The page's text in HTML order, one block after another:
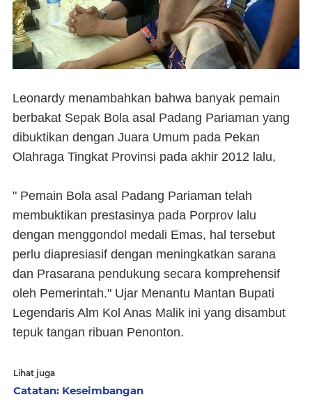
Leonardy menambahkan bahwa banyak pemain
berbakat Sepak Bola asal Padang Pariaman yang
dibuktikan dengan Juara Umum pada Pekan
Olahraga Tingkat Provinsi pada akhir 2012 lalu,
" Pemain Bola asal Padang Pariaman telah
membuktikan prestasinya pada Porprov lalu
dengan menggondol medali Emas, hal tersebut
perlu diapresiasif dengan meningkatkan sarana
dan Prasarana pendukung secara komprehensif
oleh Pemerintah." Ujar Menantu Mantan Bupati
Legendaris Alm Kol Anas Malik ini yang disambut
tepuk tangan ribuan Penonton.
Lihat juga
Catatan: Keseimbangan